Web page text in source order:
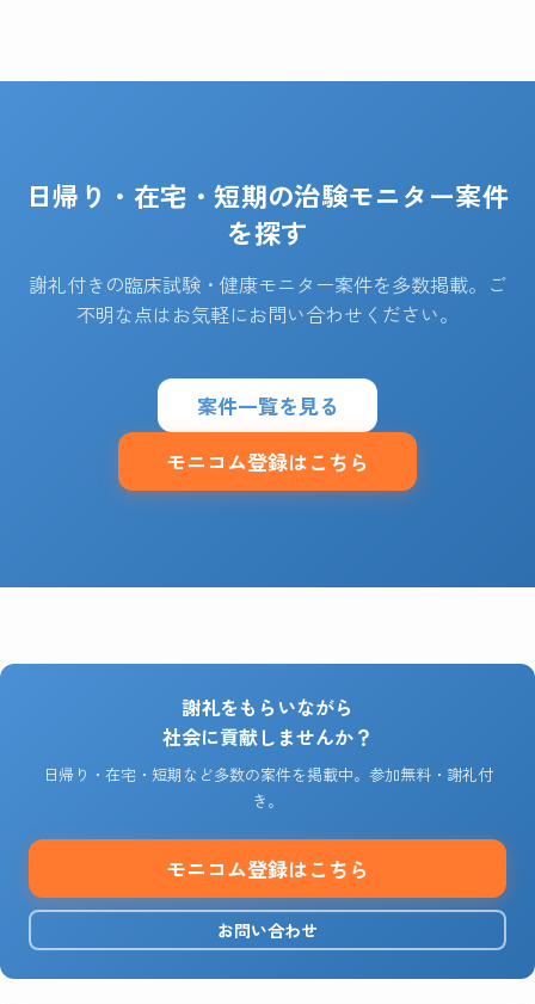
日帰り・在宅・短期の治験モニター案件
を探す
謝礼付きの臨床試験・健康モニター案件を多数掲載。ご
不明な点はお気軽にお問い合わせください。
案件一覧を見る
モニコム登録はこちら
謝礼をもらいながら
社会に貢献しませんか？
日帰り・在宅・短期など多数の案件を掲載中。参加無料・謝礼付
き。
モニコム登録はこちら
お問い合わせ